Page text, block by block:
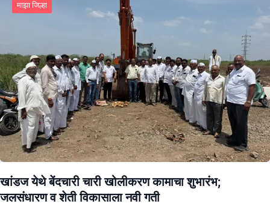
माझा जिल्हा
खांडज येथे बेंदचारी चारी खोलीकरण कामाचा शुभारंभ;
जलसंधारण व शेती विकासाला नवी गती